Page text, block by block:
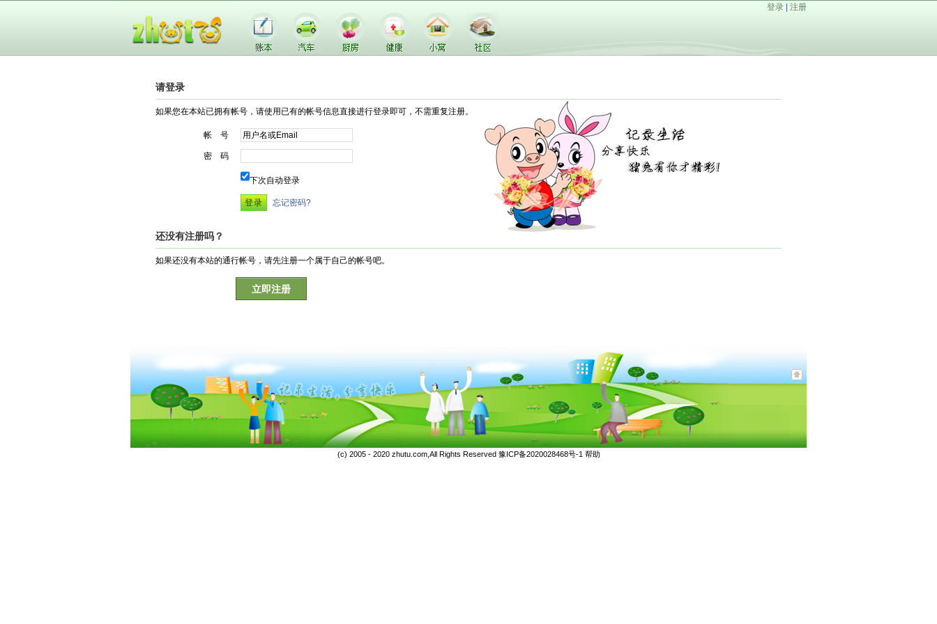
登录 注册
请登录
如果您在本站已拥有帐号，请使用已有的帐号信息直接进行登录即可，不需重复注册。
帐 号
密 码
下次自动登录
忘记密码?
还没有注册吗？
如果还没有本站的通行帐号，请先注册一个属于自己的帐号吧。
立即注册
(c) 2005 - 2020 zhutu.com,All Rights Reserved 豫ICP备2020028468号-1 帮助